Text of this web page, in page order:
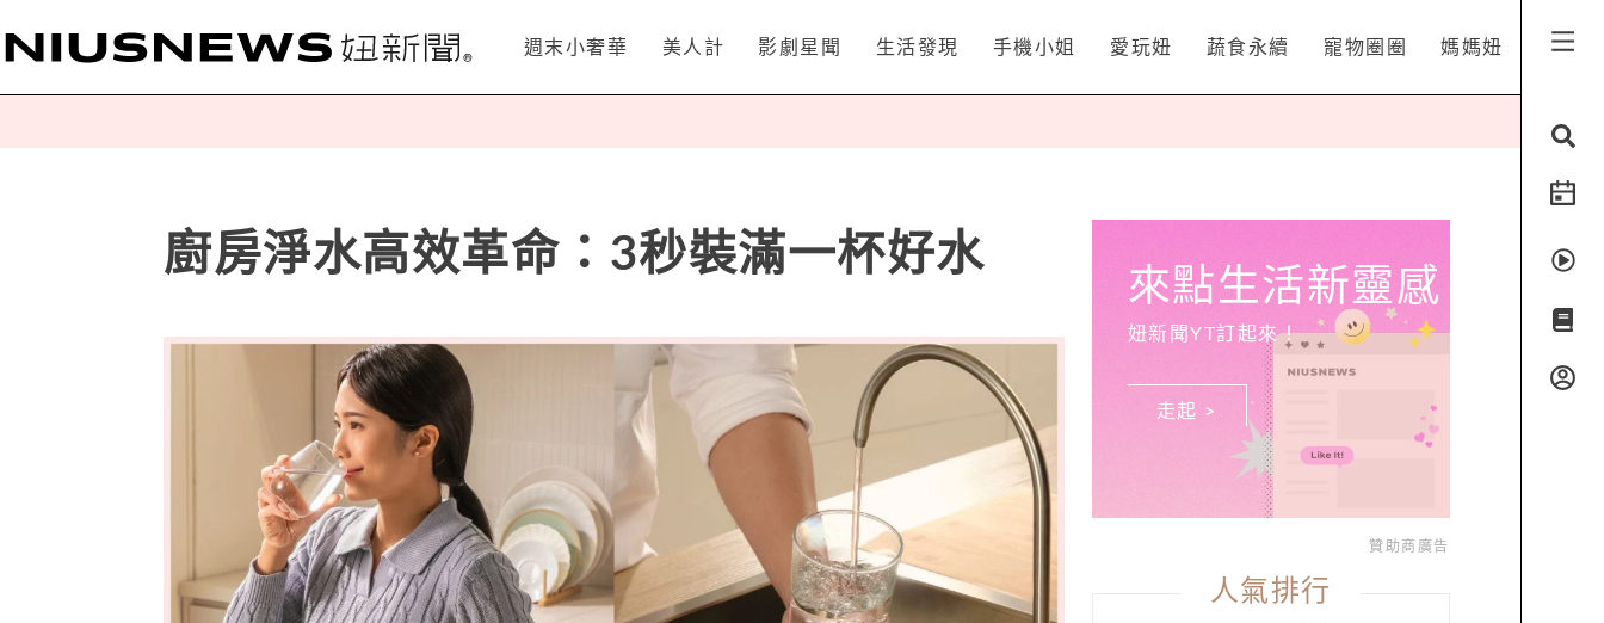
週末小奢華 美人計 影劇星聞 生活發現 手機小姐 愛玩妞 蔬食永續 寵物圈圈 媽媽妞
廚房淨水高效革命：3秒裝滿一杯好水
來點生活新靈感
妞新聞YT訂起來！
走起 >
贊助商廣告
人氣排行